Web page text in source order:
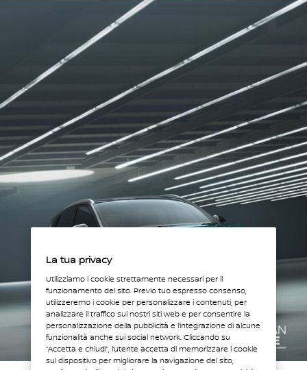
La tua privacy
Utilizziamo i cookie strettamente necessari per il
funzionamento del sito. Previo tuo espresso consenso,
utilizzeremo i cookie per personalizzare i contenuti, per
analizzare il traffico sui nostri siti web e per consentire la
personalizzazione della pubblicità e l’integrazione di alcune
funzionalità anche sui social network. Cliccando su
“Accetta e chiudi”, l’utente accetta di memorizzare i cookie
sul dispositivo per migliorare la navigazione del sito,